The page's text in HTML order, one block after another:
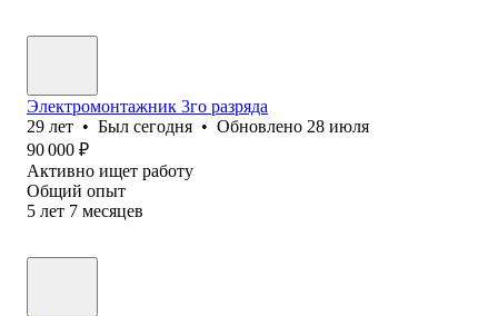
Электромонтажник 3го разряда
29 лет • Был сегодня • Обновлено 28 июля
90 000 ₽
Активно ищет работу
Общий опыт
5 лет 7 месяцев